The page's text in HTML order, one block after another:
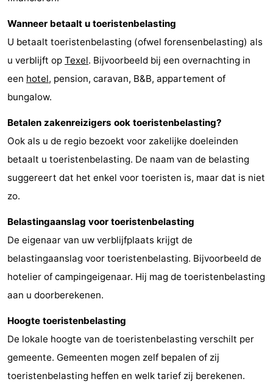
Wadlopen
Zeehonden
Eten
en
drinken
Evenementen
Praktisch
Route
-
Nieuws
Medische
adressen
Waddeneilanden
Wanneer betaalt u toeristenbelasting
U betaalt toeristenbelasting (ofwel forensenbelasting) als
u verblijft op Texel. Bijvoorbeeld bij een overnachting in
een hotel, pension, caravan, B&B, appartement of
bungalow.
Betalen zakenreizigers ook toeristenbelasting?
Ook als u de regio bezoekt voor zakelijke doeleinden
betaalt u toeristenbelasting. De naam van de belasting
suggereert dat het enkel voor toeristen is, maar dat is niet
zo.
Belastingaanslag voor toeristenbelasting
De eigenaar van uw verblijfplaats krijgt de
belastingaanslag voor toeristenbelasting. Bijvoorbeeld de
hotelier of campingeigenaar. Hij mag de toeristenbelasting
aan u doorberekenen.
Hoogte toeristenbelasting
De lokale hoogte van de toeristenbelasting verschilt per
gemeente. Gemeenten mogen zelf bepalen of zij
toeristenbelasting heffen en welk tarief zij berekenen.